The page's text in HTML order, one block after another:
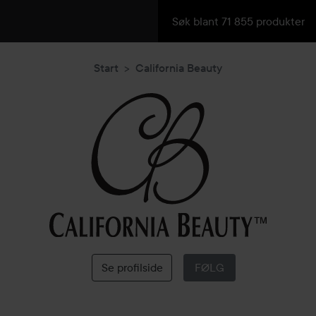
Start California Beauty
California
Beauty
Se profilside FØLG